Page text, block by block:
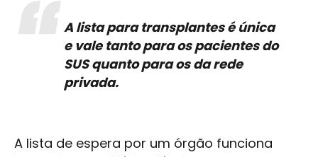
A lista para transplantes é única
e vale tanto para os pacientes do
SUS quanto para os da rede
privada.
A lista de espera por um órgão funciona